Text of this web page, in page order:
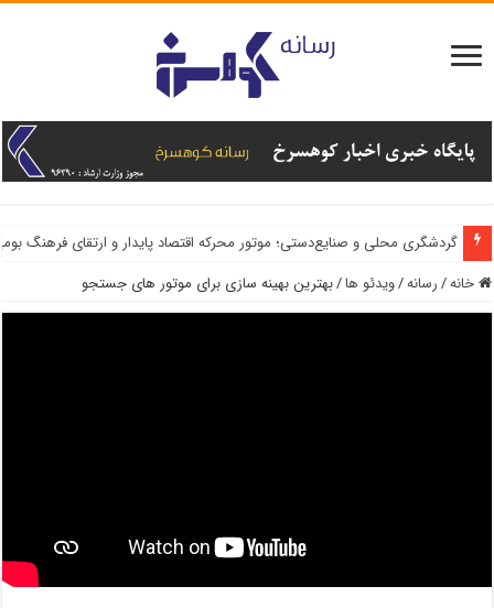
گردش مالی ۱۰۰ میلیارد ریالی ششمین جشنواره ریواس و سبزی‌های بومی کوهسرخ با حضور ۱۵ هزار بازدیدکننده
خانه/رسانه/ویدئو ها/بهترین بهینه سازی برای موتور های جستجو